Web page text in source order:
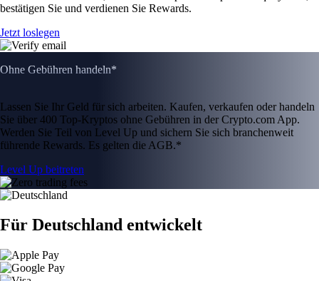
bestätigen Sie und verdienen Sie Rewards.
Jetzt loslegen
Ohne Gebühren handeln*
Lassen Sie Ihr Geld für sich arbeiten. Kaufen, verkaufen oder handeln
Sie über 400 Top-Kryptos ohne Gebühren in der Crypto.com App.
Werden Sie Teil von Level Up und sichern Sie sich branchenweit
führende Rewards. Es gelten die AGB.*
Level Up beitreten
Für Deutschland entwickelt